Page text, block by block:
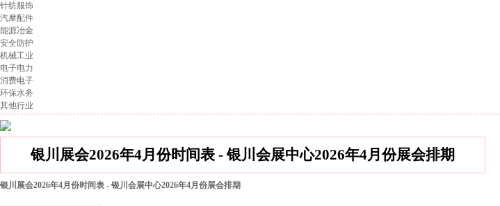
针纺服饰
汽摩配件
能源冶金
安全防护
机械工业
电子电力
消费电子
环保水务
其他行业
银川展会2026年4月份时间表 - 银川会展中心2026年4月份展会排期
银川展会2026年4月份时间表 - 银川会展中心2026年4月份展会排期